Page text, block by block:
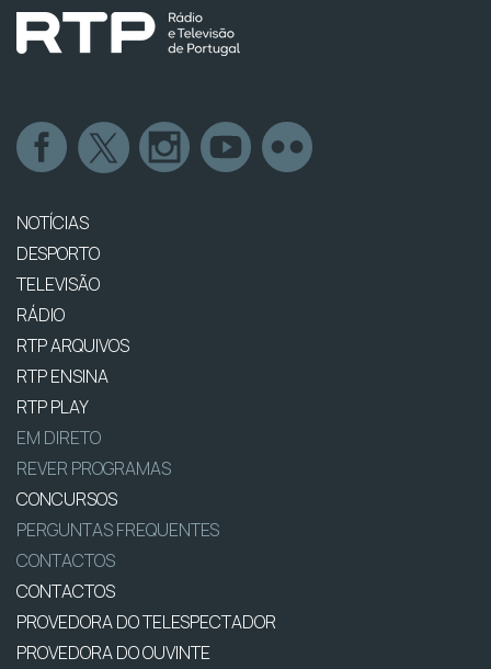
NOTÍCIAS
DESPORTO
TELEVISÃO
RÁDIO
RTP ARQUIVOS
RTP ENSINA
RTP PLAY
EM DIRETO
REVER PROGRAMAS
CONCURSOS
PERGUNTAS FREQUENTES
CONTACTOS
CONTACTOS
PROVEDORA DO TELESPECTADOR
PROVEDORA DO OUVINTE